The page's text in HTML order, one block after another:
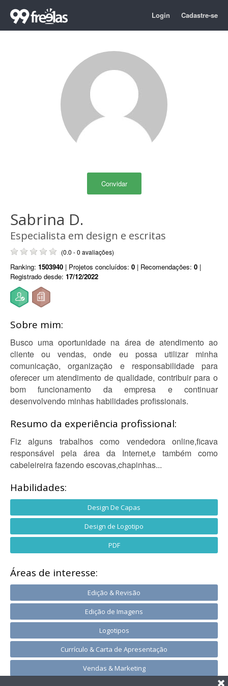
Login Cadastre-se
Convidar
Sabrina D.
Especialista em design e escritas
(0.0 - 0 avaliações)
Ranking: 1503940 | Projetos concluídos: 0 | Recomendações: 0 |
Registrado desde: 17/12/2022
Sobre mim:
Busco uma oportunidade na área de atendimento ao
cliente ou vendas, onde eu possa utilizar minha
comunicação, organização e responsabilidade para
oferecer um atendimento de qualidade, contribuir para o
bom funcionamento da empresa e continuar
desenvolvendo minhas habilidades profissionais.
Resumo da experiência profissional:
Fiz alguns trabalhos como vendedora online,ficava
responsável pela área da Internet,e também como
cabeleireira fazendo escovas,chapinhas...
Habilidades:
Design De Capas
Design de Logotipo
PDF
Áreas de interesse:
Edição & Revisão
Edição de Imagens
Logotipos
Currículo & Carta de Apresentação
Vendas & Marketing